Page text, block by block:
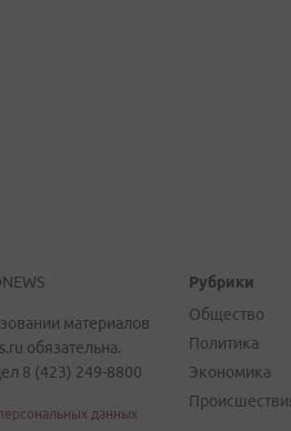
материалов
обязательна.
8 (423) 249-8800
данных
Рубрики
Общество
Политика
Экономика